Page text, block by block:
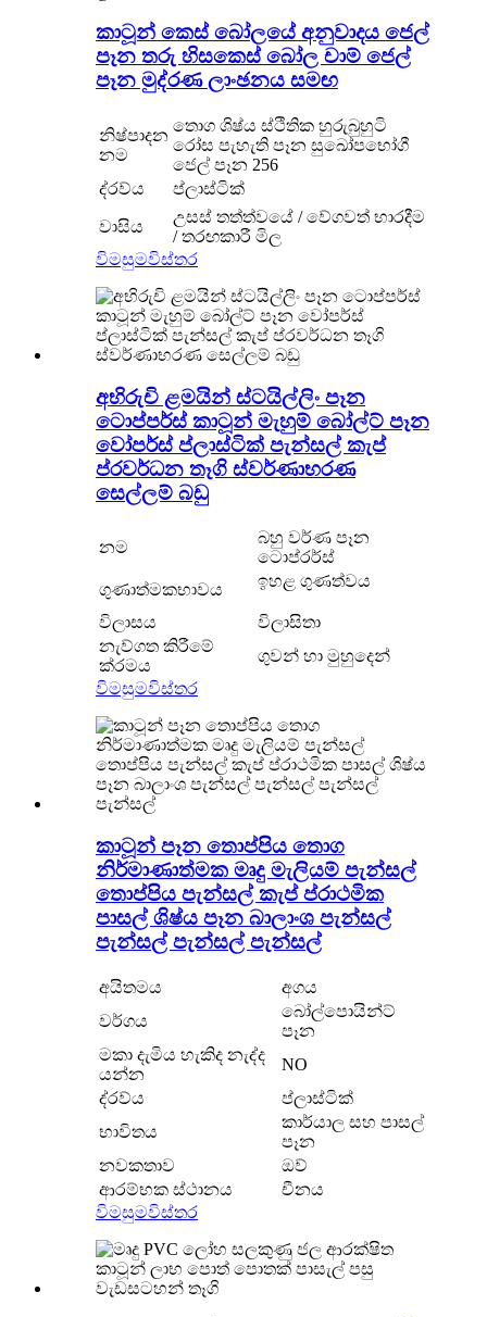
කාටූන් කෙස් බෝලයේ අනුවාදය ජෙල්
පෑන තරු හිසකෙස් බෝල චාම් ජෙල්
පෑන මුද්රණ ලාංඡනය සමඟ
නිෂ්පාදන
නම
තොග ශිෂ්ය ස්ථිතික හුරුබුහුටි
රෝස පැහැති පෑන සුඛෝපභෝගී
ජෙල් පෑන 256
ද්රව්ය
ප්ලාස්ටික්
වාසිය
උසස් තත්ත්වයේ / වේගවත් භාරදීම
/ තරඟකාරී මිල
විමසුමවිස්තර
අභිරුචි ළමයින් ස්ටයිල්ලිං පෑන
ටොප්පර්ස් කාටූන් මැහුම් බෝල්ට් පෑන
වෝපර්ස් ප්ලාස්ටික් පැන්සල් කැප්
ප්රවර්ධන තෑගි ස්වර්ණාභරණ
සෙල්ලම් බඩු
නම
බහු වර්ණ පෑන
ටොප්රර්ස්
ගුණාත්මකභාවය
ඉහළ ගුණත්වය
විලාසය
විලාසිතා
නැව්ගත කිරීමේ
ක්රමය
ගුවන් හා මුහුදෙන්
විමසුමවිස්තර
කාටූන් පෑන තොප්පිය තොග
නිර්මාණාත්මක මෘදු මැලියම් පැන්සල්
තොප්පිය පැන්සල් කැප් ප්රාථමික
පාසල් ශිෂ්ය පෑන බාලාංශ පැන්සල්
පැන්සල් පැන්සල් පැන්සල්
අයිතමය
අගය
වර්ගය
බෝල්පොයින්ට්
පෑන
මකා දැමිය හැකිද නැද්ද
යන්න
NO
ද්රව්ය
ප්ලාස්ටික්
භාවිතය
කාර්යාල සහ පාසල්
පෑන
නවකතාව
ඔව්
ආරම්භක ස්ථානය
චීනය
විමසුමවිස්තර